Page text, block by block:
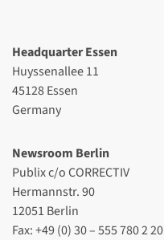
Headquarter Essen
Huyssenallee 11
45128 Essen
Germany
Newsroom Berlin
Publix c/o CORRECTIV
Hermannstr. 90
12051 Berlin
Fax: +49 (0) 30 – 555 780 2 20